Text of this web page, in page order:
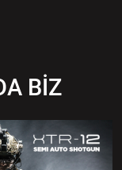
BİZ